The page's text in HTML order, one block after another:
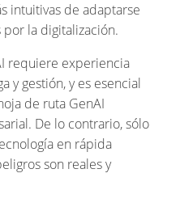
intuitivas de adaptarse
la digitalización.
requiere experiencia
y gestión, y es esencial
de ruta GenAI
De lo contrario, sólo
en rápida
son reales y